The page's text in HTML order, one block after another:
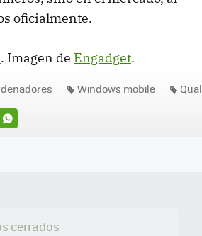
oficialmente.
. Imagen de Engadget.
Windows mobile
cerrados